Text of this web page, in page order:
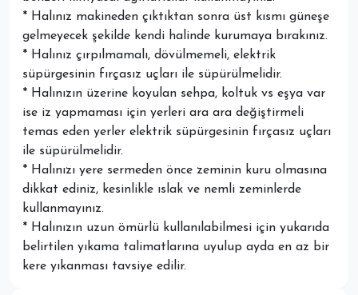
* Halınız makineden çıktıktan sonra üst kısmı güneşe
gelmeyecek şekilde kendi halinde kurumaya bırakınız.
* Halınız çırpılmamalı, dövülmemeli, elektrik
süpürgesinin fırçasız uçları ile süpürülmelidir.
* Halınızın üzerine koyulan sehpa, koltuk vs eşya var
ise iz yapmaması için yerleri ara ara değiştirmeli
temas eden yerler elektrik süpürgesinin fırçasız uçları
ile süpürülmelidir.
* Halınızı yere sermeden önce zeminin kuru olmasına
dikkat ediniz, kesinlikle ıslak ve nemli zeminlerde
kullanmayınız.
* Halınızın uzun ömürlü kullanılabilmesi için yukarıda
belirtilen yıkama talimatlarına uyulup ayda en az bir
kere yıkanması tavsiye edilir.